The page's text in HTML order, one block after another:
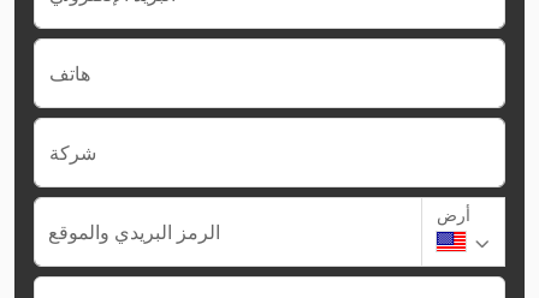
هاتف
شركة
الرمز البريدي والموقع
أرض